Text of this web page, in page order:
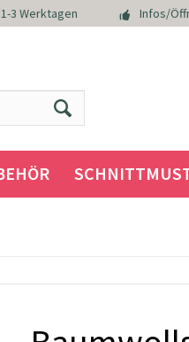
3 Werktagen Infos/